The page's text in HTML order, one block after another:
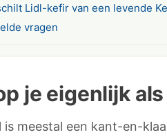
Lidl-kefir van een levende
vragen
je eigenlijk
is meestal een kant-en-